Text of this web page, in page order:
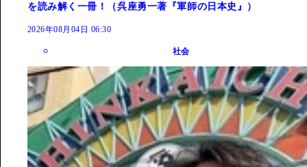
を読み解く一冊！（呉座勇一著『軍師の日本史』）
2026年08月04日 06:30
社会